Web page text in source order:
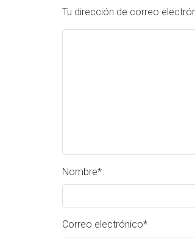
Tu dirección de correo
Nombre*
Correo electrónico*